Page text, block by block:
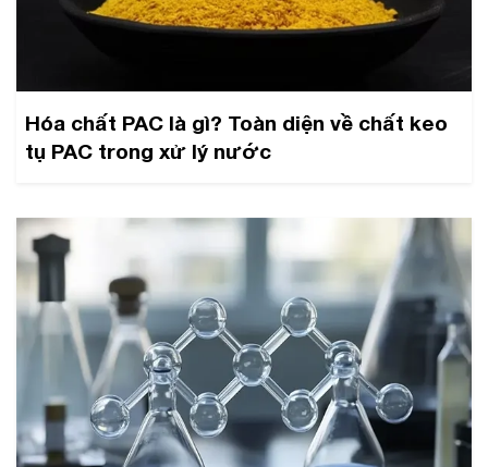
Hóa chất PAC là gì? Toàn diện về chất keo
tụ PAC trong xử lý nước